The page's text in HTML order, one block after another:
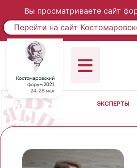
Вы просматриваете сайт
Перейти на сайт
ЭКСПЕРТЫ